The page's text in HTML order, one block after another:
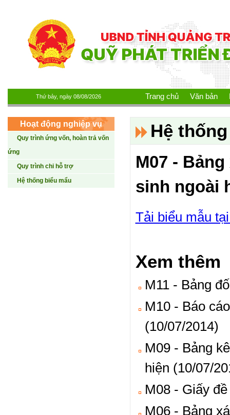
Thứ bảy, ngày 08/08/2026 Trang chủ Văn bản
Hoạt động nghiệp vụ
Quy trình ứng vốn, hoàn trả vốn
ứng
Quy trình chi hỗ trợ
Hệ thống biểu mẩu
Hệ
M07 -
sinh ngoài
Tải biểu mẫu
Xem thêm
M11 - Bảng
M10 - Báo
(10/07/2014)
M09 - Bảng
hiện (10/07/
M08 - Giấy
M06 - Bảng